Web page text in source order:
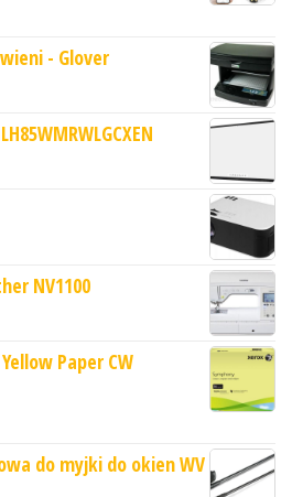
- Glover
NV1100
Paper CW
do myjki do okien WV